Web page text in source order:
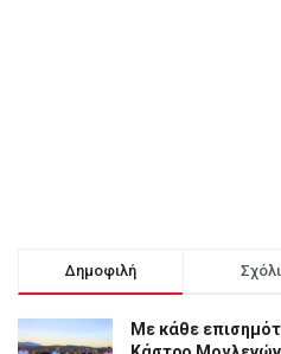
Δημοφιλή
Με κάθε